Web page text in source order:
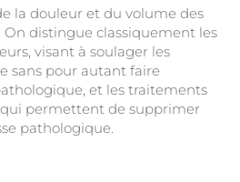
la douleur et du volume des
On distingue classiquement les
visant à soulager les
sans pour autant faire
et les traitements
permettent de supprimer
pathologique.